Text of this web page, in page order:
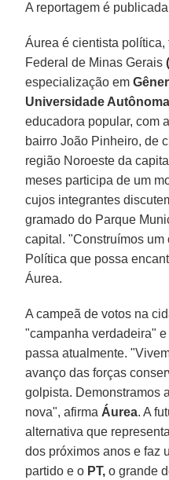
A reportagem é
Áurea é cientista
Federal de Minas Gerais
especialização em
Universidade
educadora popular, com
bairro João Pinheiro, de
região Noroeste da
meses participa de um
cujos integrantes
gramado do Parque
capital. "Construímos um
Política que possa
Áurea.
A campeã de votos na
"campanha verdadeira"
passa atualmente.
avanço das forças
golpista. Demonstramos
nova", afirma Áurea. A
alternativa que
dos próximos anos e faz
partido e o PT, o grande